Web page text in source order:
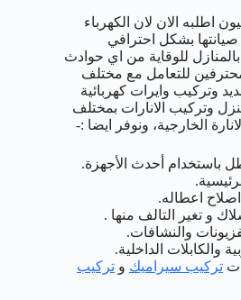
اطلبه الان لان الكهرباء
بشكل احترافي
للوقاية من اي حوادث
للتعامل مع مختلف
وتركيب وايرات كهربائية
وتركيب الانارات بمختلف
الخارجية، ونوفر ايضا :-
أحدث الأجهزة.
اعطاله.
و تغير التالف منها .
والنشافات.
والكابلات الداخلية.
تركيب سيراميك و تركيب